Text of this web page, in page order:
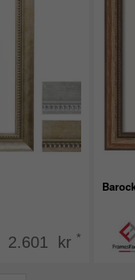
2.601 kr *